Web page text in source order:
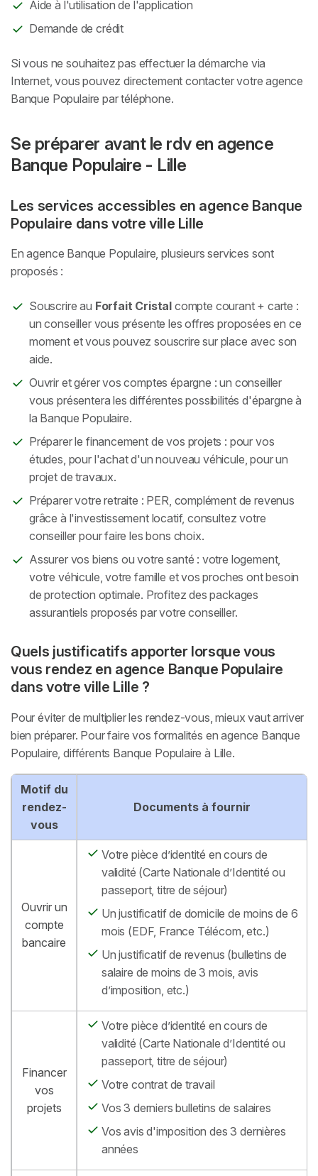
Aide à l'utilisation de l'application
Demande de crédit
Si vous ne souhaitez pas effectuer la démarche via
Internet, vous pouvez directement contacter votre agence
Banque Populaire par téléphone.
Se préparer avant le rdv en agence
Banque Populaire - Lille
Les services accessibles en agence Banque
Populaire dans votre ville Lille
En agence Banque Populaire, plusieurs services sont
proposés :
Souscrire au Forfait Cristal compte courant + carte :
un conseiller vous présente les offres proposées en ce
moment et vous pouvez souscrire sur place avec son
aide.
Ouvrir et gérer vos comptes épargne : un conseiller
vous présentera les différentes possibilités d'épargne à
la Banque Populaire.
Préparer le financement de vos projets : pour vos
études, pour l'achat d'un nouveau véhicule, pour un
projet de travaux.
Préparer votre retraite : PER, complément de revenus
grâce à l'investissement locatif, consultez votre
conseiller pour faire les bons choix.
Assurer vos biens ou votre santé : votre logement,
votre véhicule, votre famille et vos proches ont besoin
de protection optimale. Profitez des packages
assurantiels proposés par votre conseiller.
Quels justificatifs apporter lorsque vous
vous rendez en agence Banque Populaire
dans votre ville Lille ?
Pour éviter de multiplier les rendez-vous, mieux vaut arriver
bien préparer. Pour faire vos formalités en agence Banque
Populaire, différents Banque Populaire à Lille.
Motif du
rendez-
vous
Documents à fournir
Ouvrir un
compte
bancaire
Votre pièce d’identité en cours de
validité (Carte Nationale d’Identité ou
passeport, titre de séjour)
Un justificatif de domicile de moins de 6
mois (EDF, France Télécom, etc.)
Un justificatif de revenus (bulletins de
salaire de moins de 3 mois, avis
d’imposition, etc.)
Financer
vos
projets
Votre pièce d’identité en cours de
validité (Carte Nationale d’Identité ou
passeport, titre de séjour)
Votre contrat de travail
Vos 3 derniers bulletins de salaires
Vos avis d'imposition des 3 dernières
années